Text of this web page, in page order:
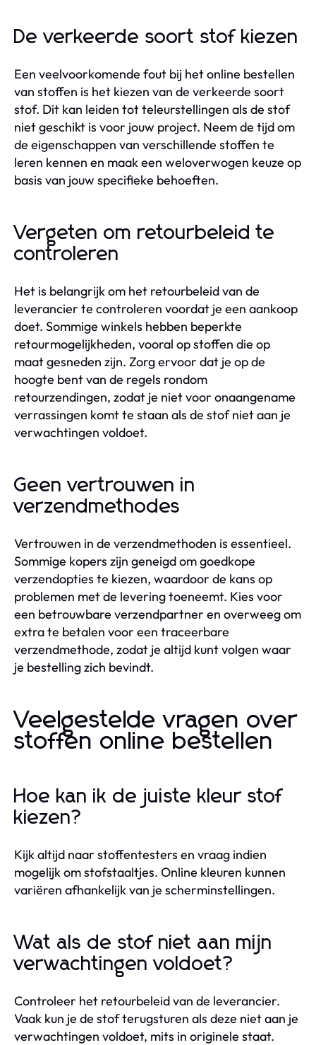
De verkeerde soort stof kiezen
Een veelvoorkomende fout bij het online bestellen
van stoffen is het kiezen van de verkeerde soort
stof. Dit kan leiden tot teleurstellingen als de stof
niet geschikt is voor jouw project. Neem de tijd om
de eigenschappen van verschillende stoffen te
leren kennen en maak een weloverwogen keuze op
basis van jouw specifieke behoeften.
Vergeten om retourbeleid te
controleren
Het is belangrijk om het retourbeleid van de
leverancier te controleren voordat je een aankoop
doet. Sommige winkels hebben beperkte
retourmogelijkheden, vooral op stoffen die op
maat gesneden zijn. Zorg ervoor dat je op de
hoogte bent van de regels rondom
retourzendingen, zodat je niet voor onaangename
verrassingen komt te staan als de stof niet aan je
verwachtingen voldoet.
Geen vertrouwen in
verzendmethodes
Vertrouwen in de verzendmethoden is essentieel.
Sommige kopers zijn geneigd om goedkope
verzendopties te kiezen, waardoor de kans op
problemen met de levering toeneemt. Kies voor
een betrouwbare verzendpartner en overweeg om
extra te betalen voor een traceerbare
verzendmethode, zodat je altijd kunt volgen waar
je bestelling zich bevindt.
Veelgestelde vragen over
stoffen online bestellen
Hoe kan ik de juiste kleur stof
kiezen?
Kijk altijd naar stoffentesters en vraag indien
mogelijk om stofstaaltjes. Online kleuren kunnen
variëren afhankelijk van je scherminstellingen.
Wat als de stof niet aan mijn
verwachtingen voldoet?
Controleer het retourbeleid van de leverancier.
Vaak kun je de stof terugsturen als deze niet aan je
verwachtingen voldoet, mits in originele staat.